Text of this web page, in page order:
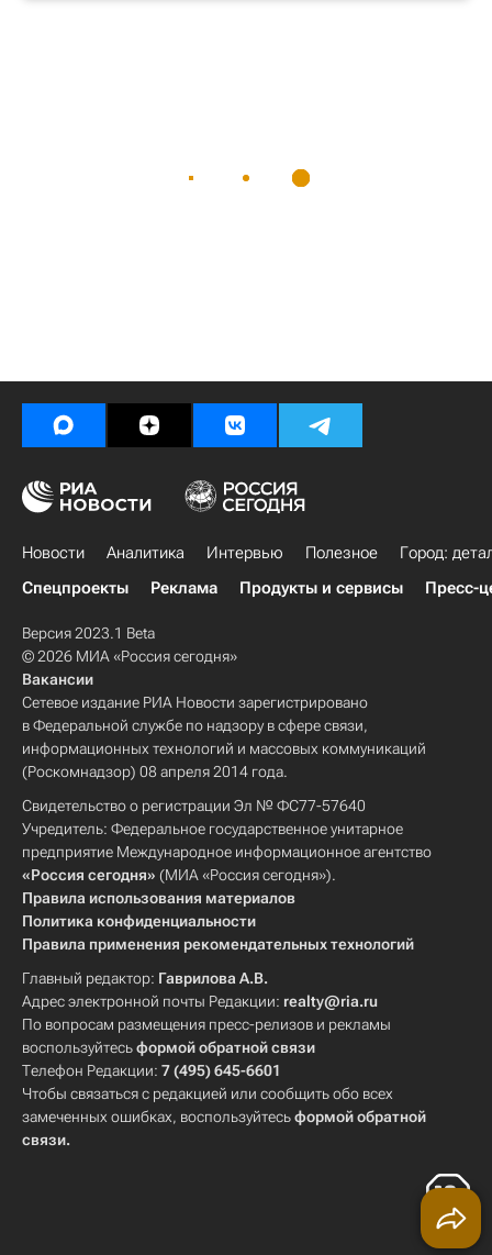
Новости Аналитика Интервью Полезное
Город:
Спецпроекты
Реклама Продукты и сервисы Пресс-
Версия 2023.1 Beta
© 2026 МИА «Россия сегодня»
Вакансии
Сетевое издание РИА Новости зарегистрировано
в Федеральной службе по надзору в сфере связи,
информационных технологий и массовых коммуникаций
(Роскомнадзор) 08 апреля 2014 года.
Свидетельство о регистрации Эл № ФС77-57640
Учредитель: Федеральное государственное унитарное
предприятие Международное информационное агентство
«Россия сегодня» (МИА «Россия сегодня»).
Правила использования материалов
Политика конфиденциальности
Правила применения рекомендательных технологий
Главный редактор: Гаврилова А.В.
Адрес электронной почты Редакции: realty@ria.ru
По вопросам размещения пресс-релизов и рекламы
воспользуйтесьформой обратной связи
Телефон Редакции: 7 (495) 645-6601
Чтобы связаться с редакцией или сообщить обо всех
замеченных ошибках, воспользуйтесьформой обратной
связи.